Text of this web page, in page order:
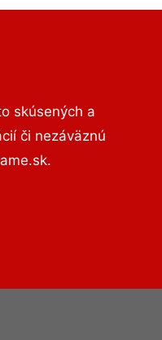
skúsených a
či nezáväznú